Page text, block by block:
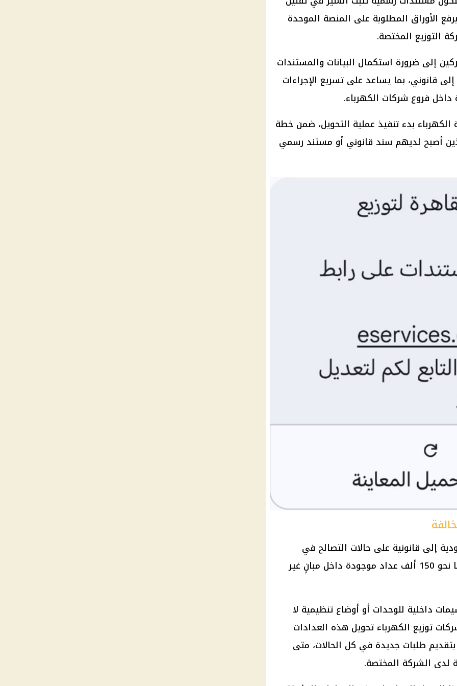
الأوراق المطلوبة على المنصة الموحدة
التوزيع المختصة.
إلى ضرورة استكمال البيانات والمستندات
قانوني، بما يساعد على تسريع الإجراءات
داخل فروع شركات الكهرباء.
بدء تنفيذ عملية التحويل، ضمن خطة
أصبح لديهم سند قانوني أو مستند رسمي
إلى قانونية على حالات التصالح في
مخالفات البناء فقط، إذ تشمل أيضًا نحو 150 ألف عداد موجودة داخل مبانٍ غير
داخلية للوحدات أو أوضاع تنظيمية لا
توزيع الكهرباء تحويل هذه العدادات
طلبات جديدة في كل الحالات، متى
لدى الشركة المختصة.